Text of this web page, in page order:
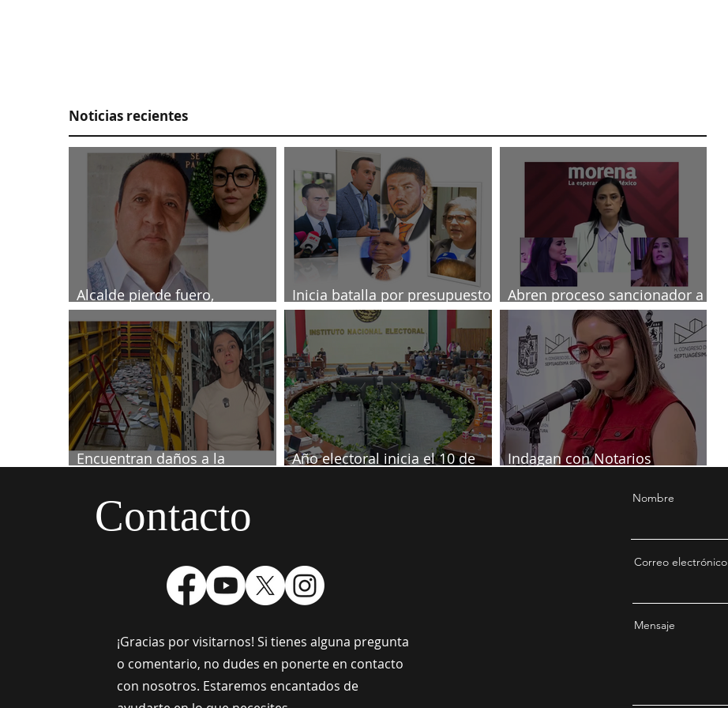
Noticias recientes
Alcalde pierde fuero,
investigado por muerte de
periodista
Inicia batalla por presupuesto
2027
Abren proceso sancionador a
diputadas poblanas
Encuentran daños a la
Año electoral inicia el 10 de
Indagan con Notarios
Contacto
¡Gracias por visitarnos! Si tienes alguna pregunta
o comentario, no dudes en ponerte en contacto
con nosotros. Estaremos encantados de
Nombre
Correo electrónico
Mensaje